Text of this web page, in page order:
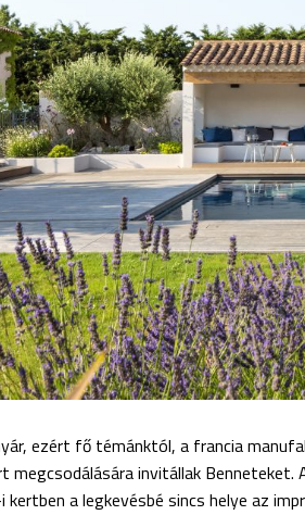
ezért fő témánktól, a francia
megcsodálására invitállak
kertben a legkevésbé sincs helye az